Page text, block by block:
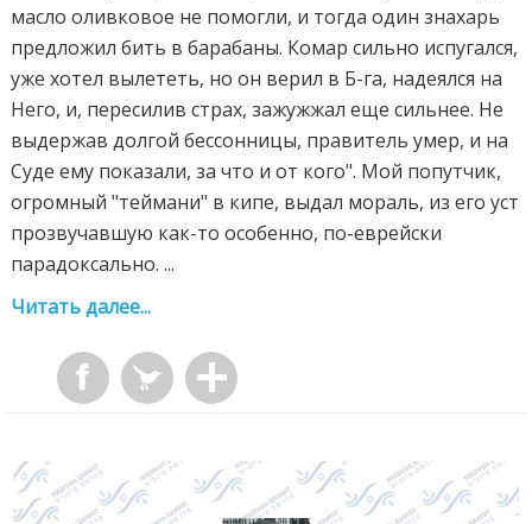
масло оливковое не помогли, и тогда один знахарь
предложил бить в барабаны. Комар сильно испугался,
уже хотел вылететь, но он верил в Б-га, надеялся на
Него, и, пересилив страх, зажужжал еще сильнее. Не
выдержав долгой бессонницы, правитель умер, и на
Суде ему показали, за что и от кого". Мой попутчик,
огромный "теймани" в кипе, выдал мораль, из его уст
прозвучавшую как-то особенно, по-еврейски
парадоксально. ...
Читать далее...